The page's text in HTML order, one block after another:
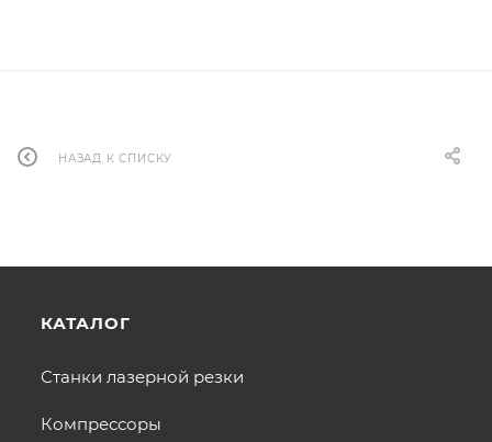
НАЗАД К СПИСКУ
КАТАЛОГ
Станки лазерной резки
Компрессоры